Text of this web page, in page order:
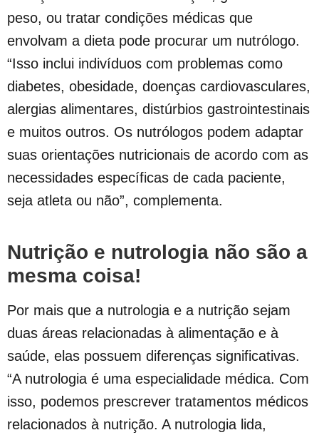
peso, ou tratar condições médicas que
envolvam a dieta pode procurar um nutrólogo.
“Isso inclui indivíduos com problemas como
diabetes, obesidade, doenças cardiovasculares,
alergias alimentares, distúrbios gastrointestinais
e muitos outros. Os nutrólogos podem adaptar
suas orientações nutricionais de acordo com as
necessidades específicas de cada paciente,
seja atleta ou não”, complementa.
Nutrição e nutrologia não são a
mesma coisa!
Por mais que a nutrologia e a nutrição sejam
duas áreas relacionadas à alimentação e à
saúde, elas possuem diferenças significativas.
“A nutrologia é uma especialidade médica. Com
isso, podemos prescrever tratamentos médicos
relacionados à nutrição. A nutrologia lida,